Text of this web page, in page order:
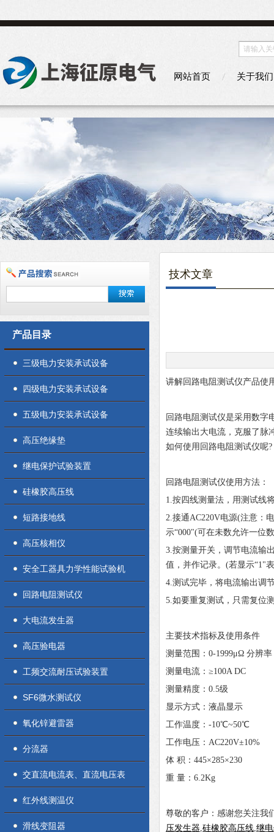
网站首页 关于我们
产品目录
三级电力安装承试设备
四级电力安装承试设备
五级电力安装承试设备
高压绝缘垫
继电保护试验装置
硅橡胶高压线
短路接地线
高压核相仪
安全工器具力学性能试验机
回路电阻测试仪
大电流发生器
高压验电器
工频交流耐压试验装置
SF6微水测试仪
氧化锌避雷器
分流器
交直流电流表、直流电压表
红外线测温仪
滑线变阻器
技术文章
讲解回路电阻测试仪产品使
回路电阻测试仪是采用数字
连续输出大电流，克服了脉
如何使用回路电阻测试仪呢?
回路电阻测试仪使用方法：
1.按四线测量法，用测试线
2.接通AC220V电源(注意：
示“000"(可在未数允许一位
3.按测量开关，调节电流输
值，并作记录。(若显示“1"
4.测试完毕，将电流输出调
5.如要重复测试，只需复位
主要技术指标及使用条件
测量范围： 0-1999μΩ 分辨
测量电流： ≥100A DC
测量精度： 0.5级
显示方式：液晶显示
工作温度： -10℃~50℃
工作电压： AC220V±10%
体 积： 445×285×230
重 量： 6.2Kg
尊敬的客户：感谢您关注我
压发生器,硅橡胶高压线,继